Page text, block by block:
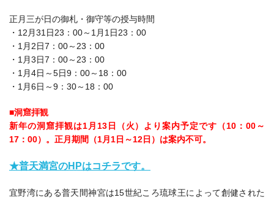
正月三が日の御札・御守等の授与時間
・12月31日23：00～1月1日23：00
・1月2日7：00～23：00
・1月3日7：00～23：00
・1月4日～5日9：00～18：00
・1月6日～9：30～18：00
■洞窟拝観
新年の洞窟拝観は1月13日（火）より案内予定です（10：00～
17：00）。正月期間（1月1日～12日）は案内不可。
★普天満宮のHPはコチラです。
宜野湾にある普天間神宮は15世紀ころ琉球王によって創健された